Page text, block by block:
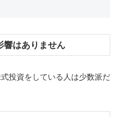
はありません
投資をしている人は少数派だ